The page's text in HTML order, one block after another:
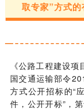
取专家”方式的
《公路工程建设
国交通运输部令
方式公开招标的“
件，公开开标”，